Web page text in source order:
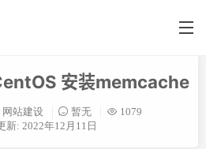
首页
分类
安装memcache
网站建设 暂无
1079
新: 2022年12月11日